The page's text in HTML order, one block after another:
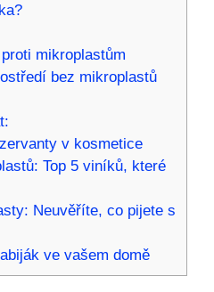
mikroplastům
bez mikroplastů
v kosmetice
Top 5 viníků, které
Neuvěříte, co pijete s
ve vašem domě